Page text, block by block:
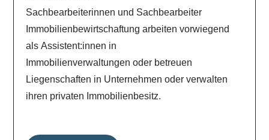
Sachbearbeiterinnen und Sachbearbeiter
Immobilienbewirtschaftung arbeiten vorwiegend
als Assistent:innen in
Immobilienverwaltungen oder betreuen
Liegenschaften in Unternehmen oder verwalten
ihren privaten Immobilienbesitz.